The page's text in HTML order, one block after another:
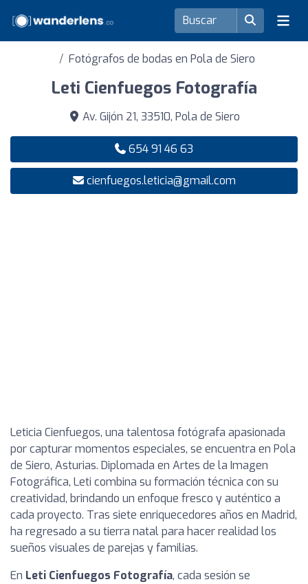
Fotógrafos de bodas en Pola de Siero
Leti Cienfuegos Fotografía
Av. Gijón 21, 33510, Pola de Siero
654 91 46 63
cienfuegos.leticia@gmail.com
Leticia Cienfuegos, una talentosa fotógrafa apasionada
por capturar momentos especiales, se encuentra en Pola
de Siero, Asturias. Diplomada en Artes de la Imagen
Fotográfica, Leti combina su formación técnica con su
creatividad, brindando un enfoque fresco y auténtico a
cada proyecto. Tras siete enriquecedores años en Madrid,
ha regresado a su tierra natal para hacer realidad los
sueños visuales de parejas y familias.
En Leti Cienfuegos Fotografía, cada sesión se